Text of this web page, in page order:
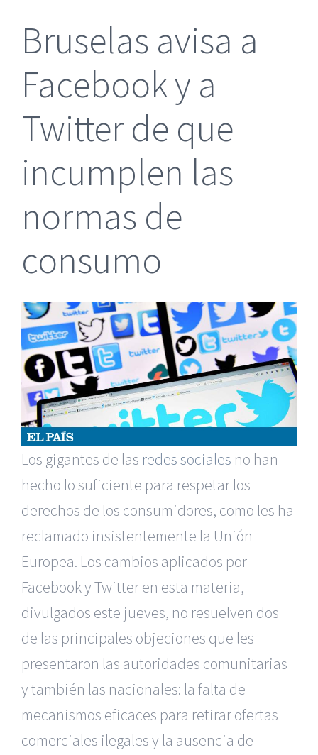
grande
Bruselas avisa a
Facebook y a
Twitter de que
incumplen las
normas de
consumo
Los gigantes de las redes sociales no han
hecho lo suficiente para respetar los
derechos de los consumidores, como les ha
reclamado insistentemente la Unión
Europea. Los cambios aplicados por
Facebook y Twitter en esta materia,
divulgados este jueves, no resuelven dos
de las principales objeciones que les
presentaron las autoridades comunitarias
y también las nacionales: la falta de
mecanismos eficaces para retirar ofertas
comerciales ilegales y la ausencia de